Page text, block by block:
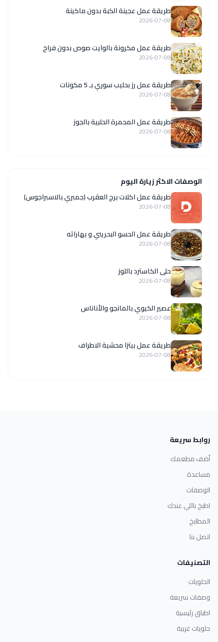
طريقة عمل عجينة الكبة بدون ماكينة
2026-07-08
طريقة عمل مكرونة بالوايت صوص بدون فراخ
2026-07-08
طريقة عمل رز بحليب سوري بـ 5 مكونات
2026-07-08
طريقة عمل المحمرة الحلبية بالجوز
2026-07-08
الوصفات الاكثر زيارة اليوم
طريقة عمل اكلات برج العقرب (جمبري بالاسبراجوس)
2026-07-08
طريقة عمل الحسو البحريني و بهاراته
2026-07-08
حلى الكاسترد باللوز
2026-07-08
عصير الكيوي بالمانجو والأناناس
2026-07-08
طريقة عمل بيتزا محشية الاطراف
2026-07-08
روابط سريعة
أضف مطعمك
مساعدة
الوصفات
اطبخ باللي عندك
المطابخ
اتصل بنا
التصنيفات
الحلويات
وصفات سريعة
اطباق رئيسية
حلويات غربية